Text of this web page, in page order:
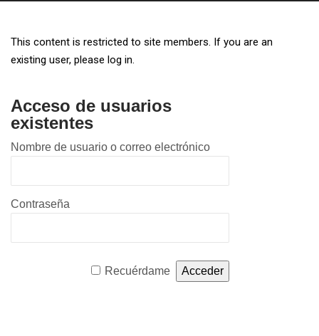
This content is restricted to site members. If you are an
existing user, please log in.
Acceso de usuarios
existentes
Nombre de usuario o correo electrónico
Contraseña
Recuérdame